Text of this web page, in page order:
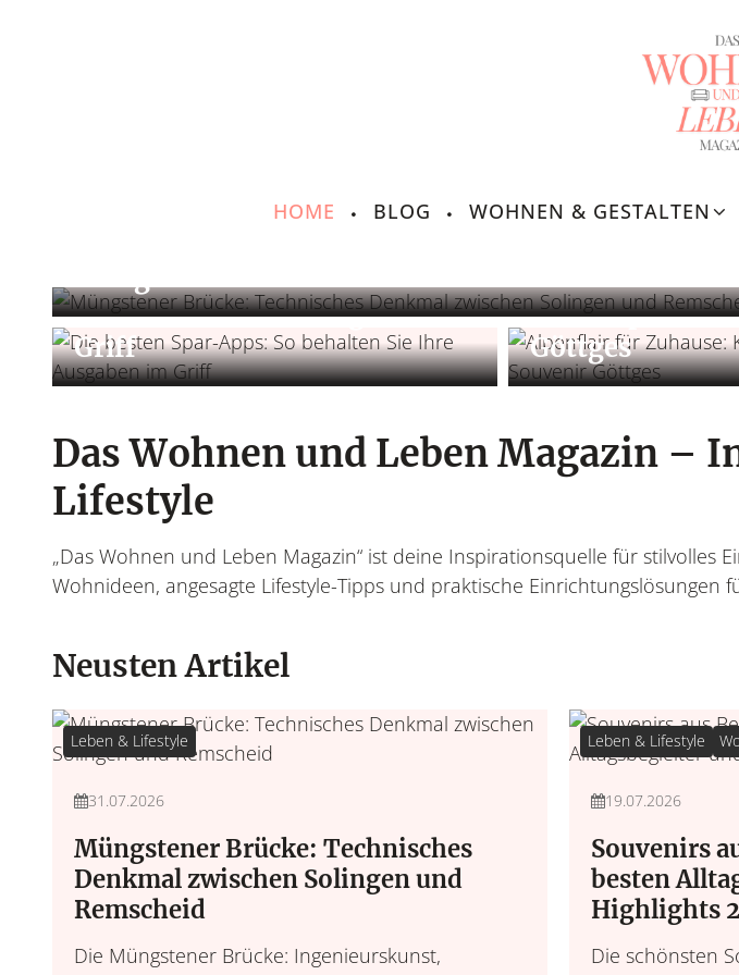
HOME BLOG WOHNEN & GESTALTEN
Die besten Spar-Apps: So
behalten Sie Ihre Ausgaben im
Griff
Wohnen & Einrichten
Alpenflair für
Göttges
Das Wohnen und Leben Magazin
Lifestyle
„Das Wohnen und Leben Magazin“ ist deine Inspirationsquelle für
Wohnideen, angesagte Lifestyle-Tipps und praktische
Neusten Artikel
Leben & Lifestyle
31.07.2026
Müngstener Brücke: Technisches
Denkmal zwischen Solingen und
Remscheid
Die Müngstener Brücke: Ingenieurskunst,
Leben & Lifestyle
19.07.2026
Souvenirs
besten
Highlights
Die schönsten